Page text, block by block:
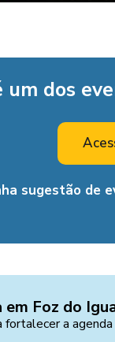
um dos
sugestão de
Foz do
fortalecer a